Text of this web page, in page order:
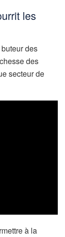
les
des
des
secteur de
à la